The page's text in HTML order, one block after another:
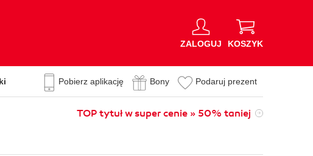
ZALOGUJ KOSZYK
Pobierz aplikację Bony Podaruj prezent
TOP tytuł w super cenie » 50% taniej